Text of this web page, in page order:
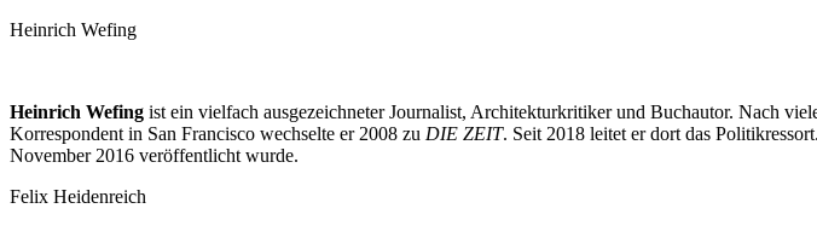
Heinrich Wefing
Heinrich Wefing ist ein vielfach ausgezeichneter Journalist, Architekturkritiker und Buchautor. Nach
Korrespondent in San Francisco wechselte er 2008 zu DIE ZEIT. Seit 2018 leitet er dort das
November 2016 veröffentlicht wurde.
Felix Heidenreich